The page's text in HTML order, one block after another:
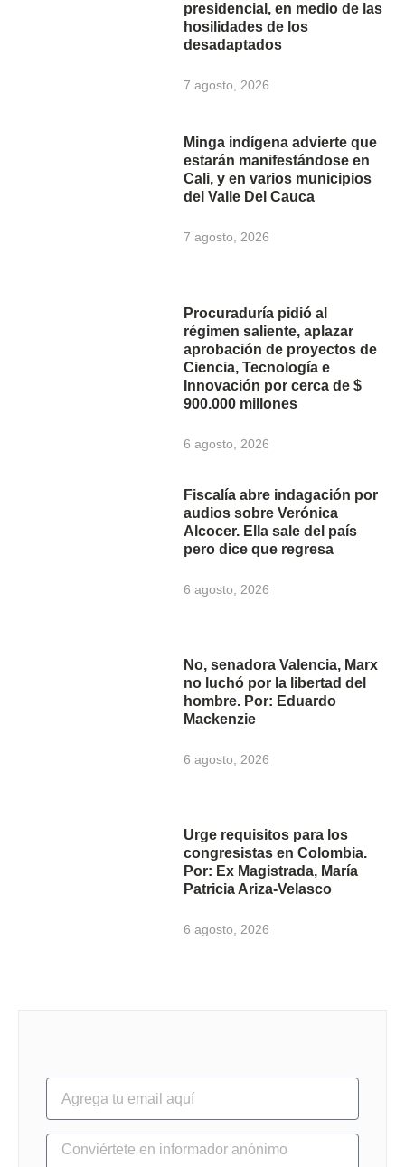
presidencial, en medio de las
hosilidades de los
desadaptados
7 agosto, 2026
Minga indígena advierte que
estarán manifestándose en
Cali, y en varios municipios
del Valle Del Cauca
7 agosto, 2026
Procuraduría pidió al
régimen saliente, aplazar
aprobación de proyectos de
Ciencia, Tecnología e
Innovación por cerca de $
900.000 millones
6 agosto, 2026
Fiscalía abre indagación por
audios sobre Verónica
Alcocer. Ella sale del país
pero dice que regresa
6 agosto, 2026
No, senadora Valencia, Marx
no luchó por la libertad del
hombre. Por: Eduardo
Mackenzie
6 agosto, 2026
Urge requisitos para los
congresistas en Colombia.
Por: Ex Magistrada, María
Patricia Ariza-Velasco
6 agosto, 2026